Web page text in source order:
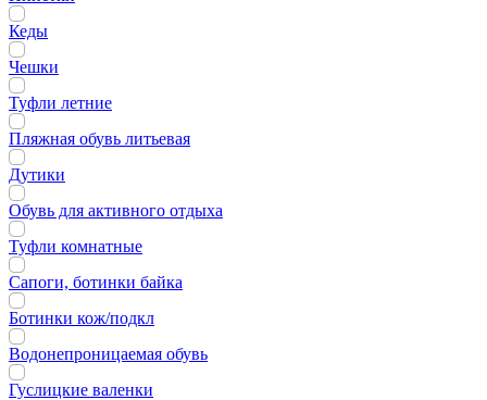
Кеды
Чешки
Туфли летние
Пляжная обувь литьевая
Дутики
Обувь для активного отдыха
Туфли комнатные
Сапоги, ботинки байка
Ботинки кож/подкл
Водонепроницаемая обувь
Гуслицкие валенки